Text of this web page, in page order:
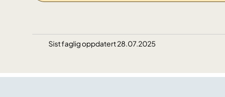
Sist faglig oppdatert 28.07.2025